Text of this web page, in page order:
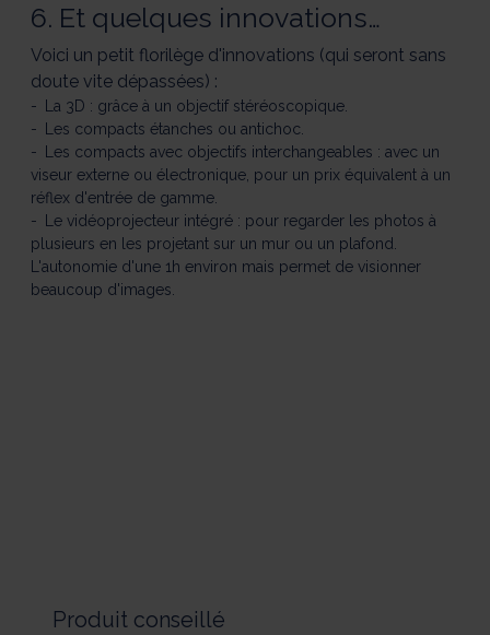
6. Et quelques innovations…
Voici un petit florilège d'innovations (qui seront sans
doute vite dépassées) :
La 3D : grâce à un objectif stéréoscopique.
Les compacts étanches ou antichoc.
Les compacts avec objectifs interchangeables : avec un
viseur externe ou électronique, pour un prix équivalent à un
réflex d'entrée de gamme.
Le vidéoprojecteur intégré : pour regarder les photos à
plusieurs en les projetant sur un mur ou un plafond.
L'autonomie d'une 1h environ mais permet de visionner
beaucoup d'images.
Produit conseillé